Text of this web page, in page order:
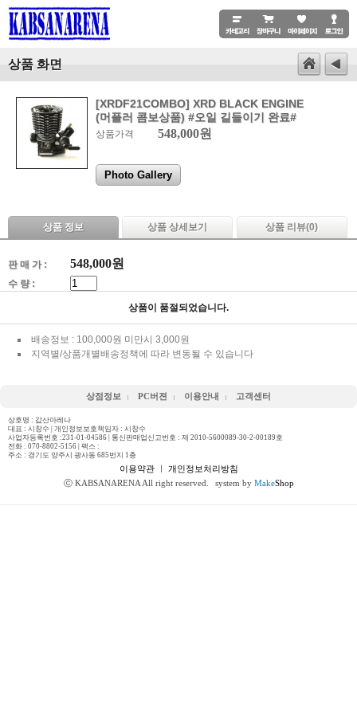
상품 화면
[XRDF21COMBO] XRD BLACK ENGINE
(머플러 콤보상품) #오일 길들이기 완료#
상품가격 548,000원
Photo Gallery
상품 정보 상품 상세보기 상품 리뷰(0)
판 매 가 : 548,000원
수 량 :
상품이 품절되었습니다.
배송정보 : 100,000원 미만시 3,000원
지역별/상품개별배송정책에 따라 변동될 수 있습니다
상점정보 PC버젼 이용안내 고객센터
상호명 : 갑산아레나
대표 : 시창수 | 개인정보보호책임자 : 시창수
사업자등록번호 :231-01-04586 | 통신판매업신고번호 : 제 2010-5600089-30-2-00189호
전화 : 070-8802-5156 | 팩스 :
주소 : 경기도 양주시 광사동 685번지 1층
이용약관ㅣ 개인정보처리방침
ⓒ KABSANARENA All right reserved.
system by MakeShop